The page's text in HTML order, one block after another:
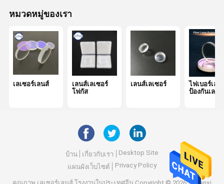
ตัวกรอง Dichroic
Optical Bandpass Filter
เลนส์ IR
บีม Combiner
หมวดหมู่ของเรา
เลเซอร์เลนส์
เลนส์เลเซอร์
โฟกัส
เลนส์เลเซอร์
ไฟเบอร์เลเ
ป้องกันเลนส์
บ้าน เกี่ยวกับเรา
Desktop Site
แผนผังเว็บไซต์
Privacy Policy